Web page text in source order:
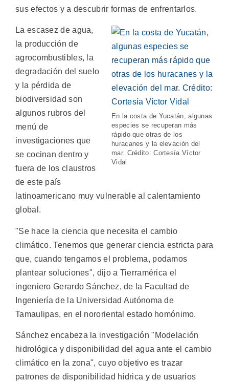
sus efectos y a descubrir formas de enfrentarlos.
En la costa de Yucatán, algunas
especies se recuperan más
rápido que otras de los
huracanes y la elevación del
mar. Crédito: Cortesía Víctor
Vidal
La escasez de agua,
la producción de
agrocombustibles, la
degradación del suelo
y la pérdida de
biodiversidad son
algunos rubros del
menú de
investigaciones que
se cocinan dentro y
fuera de los claustros
de este país
latinoamericano muy vulnerable al calentamiento
global.
"Se hace la ciencia que necesita el cambio
climático. Tenemos que generar ciencia estricta para
que, cuando tengamos el problema, podamos
plantear soluciones", dijo a Tierramérica el
ingeniero Gerardo Sánchez, de la Facultad de
Ingeniería de la Universidad Autónoma de
Tamaulipas, en el nororiental estado homónimo.
Sánchez encabeza la investigación "Modelación
hidrológica y disponibilidad del agua ante el cambio
climático en la zona", cuyo objetivo es trazar
patrones de disponibilidad hídrica y de usuarios